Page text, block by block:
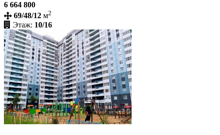
6 664 800
69/48/12 м2
Этаж: 10/16